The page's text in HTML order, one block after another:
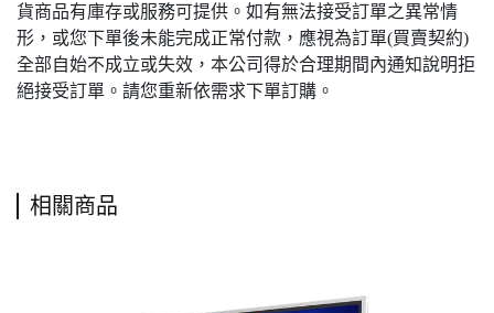
貨商品有庫存或服務可提供。如有無法接受訂單之異常情
形，或您下單後未能完成正常付款，應視為訂單(買賣契約)
全部自始不成立或失效，本公司得於合理期間內通知說明拒
絕接受訂單。請您重新依需求下單訂購。
相關商品